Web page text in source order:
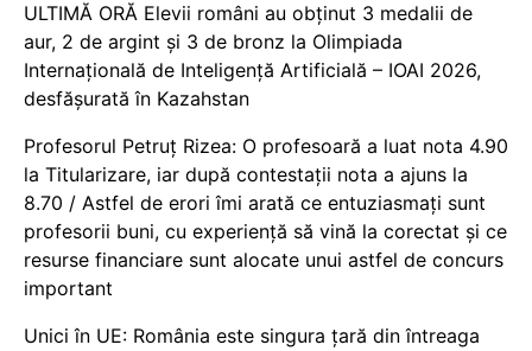
ULTIMĂ ORĂ Elevii români au obținut 3 medalii de
aur, 2 de argint și 3 de bronz la Olimpiada
Internațională de Inteligență Artificială – IOAI 2026,
desfășurată în Kazahstan
Profesorul Petruț Rizea: O profesoară a luat nota 4.90
la Titularizare, iar după contestații nota a ajuns la
8.70 / Astfel de erori îmi arată ce entuziasmați sunt
profesorii buni, cu experiență să vină la corectat și ce
resurse financiare sunt alocate unui astfel de concurs
important
Unici în UE: România este singura țară din întreaga